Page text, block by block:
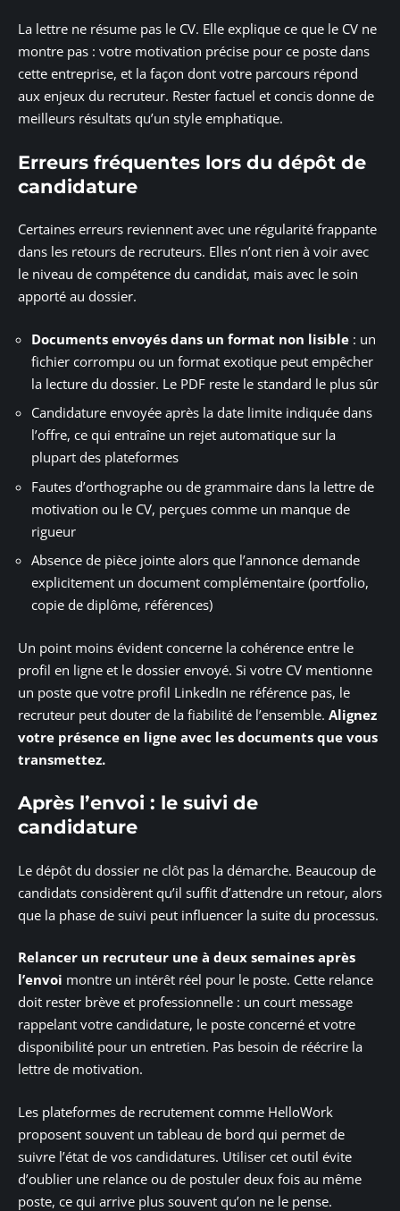
La lettre ne résume pas le CV. Elle explique ce que le CV ne
montre pas : votre motivation précise pour ce poste dans
cette entreprise, et la façon dont votre parcours répond
aux enjeux du recruteur. Rester factuel et concis donne de
meilleurs résultats qu’un style emphatique.
Erreurs fréquentes lors du dépôt de
candidature
Certaines erreurs reviennent avec une régularité frappante
dans les retours de recruteurs. Elles n’ont rien à voir avec
le niveau de compétence du candidat, mais avec le soin
apporté au dossier.
Documents envoyés dans un format non lisible : un
fichier corrompu ou un format exotique peut empêcher
la lecture du dossier. Le PDF reste le standard le plus sûr
Candidature envoyée après la date limite indiquée dans
l’offre, ce qui entraîne un rejet automatique sur la
plupart des plateformes
Fautes d’orthographe ou de grammaire dans la lettre de
motivation ou le CV, perçues comme un manque de
rigueur
Absence de pièce jointe alors que l’annonce demande
explicitement un document complémentaire (portfolio,
copie de diplôme, références)
Un point moins évident concerne la cohérence entre le
profil en ligne et le dossier envoyé. Si votre CV mentionne
un poste que votre profil LinkedIn ne référence pas, le
recruteur peut douter de la fiabilité de l’ensemble. Alignez
votre présence en ligne avec les documents que vous
transmettez.
Après l’envoi : le suivi de
candidature
Le dépôt du dossier ne clôt pas la démarche. Beaucoup de
candidats considèrent qu’il suffit d’attendre un retour, alors
que la phase de suivi peut influencer la suite du processus.
Relancer un recruteur une à deux semaines après
l’envoi montre un intérêt réel pour le poste. Cette relance
doit rester brève et professionnelle : un court message
rappelant votre candidature, le poste concerné et votre
disponibilité pour un entretien. Pas besoin de réécrire la
lettre de motivation.
Les plateformes de recrutement comme HelloWork
proposent souvent un tableau de bord qui permet de
suivre l’état de vos candidatures. Utiliser cet outil évite
d’oublier une relance ou de postuler deux fois au même
poste, ce qui arrive plus souvent qu’on ne le pense.